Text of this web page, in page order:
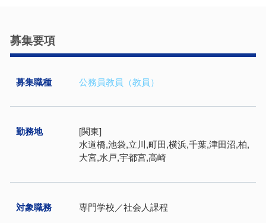
募集要項
募集職種 公務員教員（教員）
勤務地
[関東]
水道橋,池袋,立川,町田,横浜,千葉,津田沼,柏,
大宮,水戸,宇都宮,高崎
対象職務 専門学校／社会人課程